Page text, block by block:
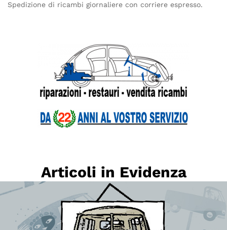
Spedizione di ricambi giornaliere con corriere espresso.
Articoli in Evidenza